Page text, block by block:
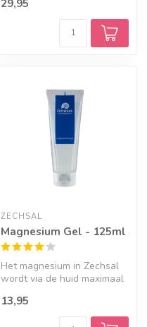
magn...
29,95
ZECHSAL
Magnesium Gel - 125ml
Het magnesium in Zechsal
wordt via de huid maximaal
lichaam. ...
13,95